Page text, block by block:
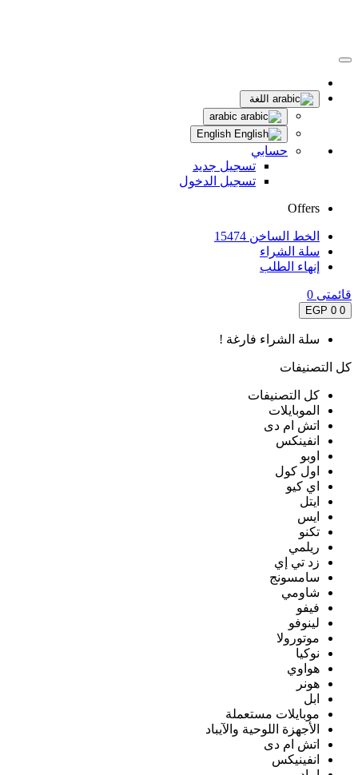
اللغة
حسابي
تسجيل جديد
تسجيل الدخول
Offers
الخط الساخن 15474
سلة الشراء
إنهاء الطلب
قائمتى 0
0
0 EGP
سلة الشراء فارغة !
كل التصنيفات
كل التصنيفات
الموبايلات
اتش ام دى
انفينكس
اوبو
اول كول
اي كيو
ايتل
ايس
تكنو
ريلمي
زد تي إي
سامسونج
شاومي
فيفو
لينوفو
موتورولا
نوكيا
هواوي
هونر
ابل
موبايلات مستعملة
الأجهزة اللوحية والآيباد
اتش ام دى
انفينيكس